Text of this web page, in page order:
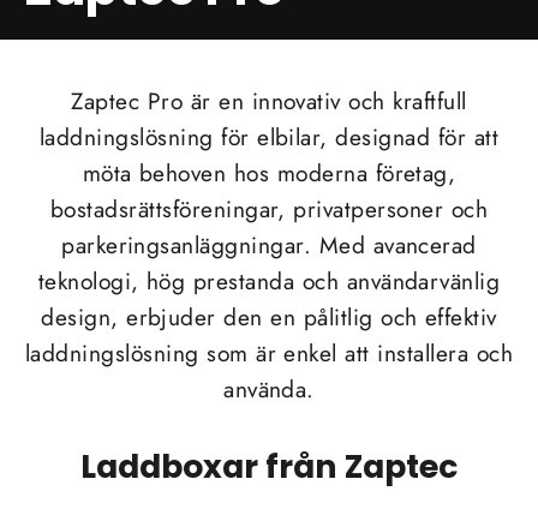
Zaptec Pro är en innovativ och kraftfull
laddningslösning för elbilar, designad för att
möta behoven hos moderna företag,
bostadsrättsföreningar, privatpersoner och
parkeringsanläggningar. Med avancerad
teknologi, hög prestanda och användarvänlig
design, erbjuder den en pålitlig och effektiv
laddningslösning som är enkel att installera och
använda.
Laddboxar från Zaptec